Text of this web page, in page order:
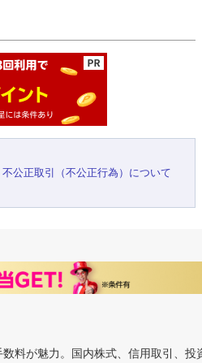
不公正取引（不公正行為）について
料が魅力。国内株式、信用取引、投